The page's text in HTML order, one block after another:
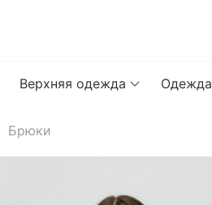
Верхняя одежда Одежда
Брюки